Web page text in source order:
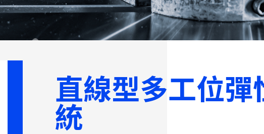
電腦分度盤(放電加工用、火花機)
日用品製造領域
直線型多工位
統